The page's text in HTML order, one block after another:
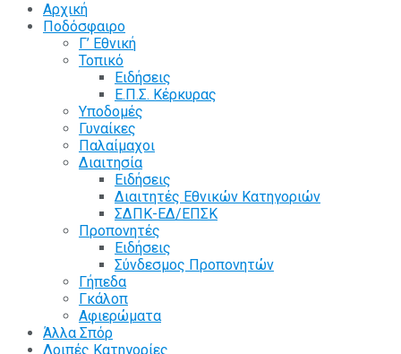
Αρχική
Ποδόσφαιρο
Γ’ Εθνική
Τοπικό
Ειδήσεις
Ε.Π.Σ. Κέρκυρας
Υποδομές
Γυναίκες
Παλαίμαχοι
Διαιτησία
Ειδήσεις
Διαιτητές Εθνικών Κατηγοριών
ΣΔΠΚ-ΕΔ/ΕΠΣΚ
Προπονητές
Ειδήσεις
Σύνδεσμος Προπονητών
Γήπεδα
Γκάλοπ
Αφιερώματα
Άλλα Σπόρ
Λοιπές Κατηγορίες